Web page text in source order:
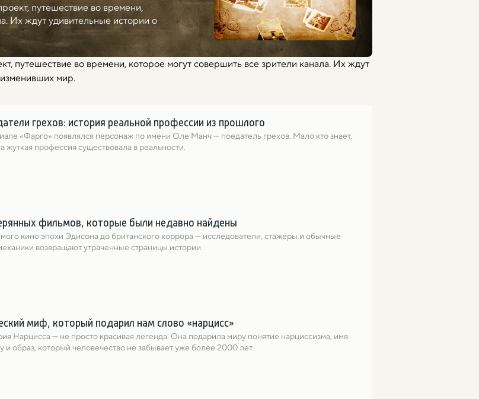
путешествие во времени,
Их ждут удивительные истории о
путешествие во времени, которое могут совершить все зрители канала. Их ждут
мир.
грехов: история реальной профессии из прошлого
«Фарго» появлялся персонаж по имени Оле Манч — поедатель грехов. Мало кто знает,
жуткая профессия существовала в реальности.
фильмов, которые были недавно найдены
кино эпохи Эдисона до британского хоррора — исследователи, стажеры и обычные
возвращают утраченные страницы истории.
миф, который подарил нам слово «нарцисс»
Нарциссa — не просто красивая легенда. Она подарила миру понятие нарциссизма, имя
и образ, который человечество не забывает уже более 2000 лет.